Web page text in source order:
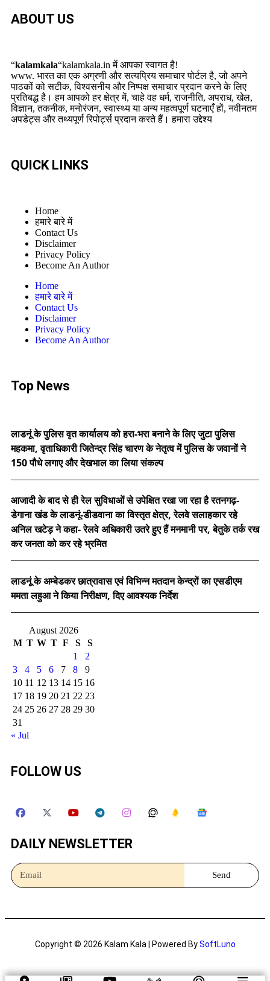
ABOUT US
“kalamkala“kalamkala.in में आपका स्वागत है!
www. भारत का एक अग्रणी और सत्यप्रिय समाचार पोर्टल है, जो अपने
पाठकों को सटीक, विश्वसनीय और निष्पक्ष समाचार प्रदान करने के लिए
प्रतिबद्ध है। हम आपको हर क्षेत्र में, चाहे वह धर्म, राजनीति, अपराध, खेल,
विज्ञान, तकनीक, मनोरंजन, स्वास्थ्य या अन्य महत्वपूर्ण घटनाएँ हों, नवीनतम
अपडेट्स और तथ्यपूर्ण रिपोर्ट्स प्रदान करते हैं। हमारा उद्देश्य
QUICK LINKS
Home
हमारे बारे में
Contact Us
Disclaimer
Privacy Policy
Become An Author
Home
हमारे बारे में
Contact Us
Disclaimer
Privacy Policy
Become An Author
Top News
लाडनूं के पुलिस वृत कार्यालय को हरा-भरा बनाने के लिए जुटा पुलिस
महकमा, वृताधिकारी जितेन्द्र सिंह चारण के नेतृत्व में पुलिस के जवानों ने
150 पौधे लगाए और देखभाल का लिया संकल्प
आजादी के बाद से ही रेल सुविधाओं से उपेक्षित रखा जा रहा है रतनगढ़-
डेगाना खंड के लाडनूं-डीडवाना का विस्तृत क्षेत्र, रेलवे सलाहकार रहे
अनिल खटेड़ ने कहा- रेलवे अधिकारी उतरे हुए हैं मनमानी पर, बेतुके तर्क रख
कर जनता को कर रहे भ्रमित
लाडनूं के अम्बेडकर छात्रावास एवं विभिन्न मतदान केन्द्रों का एसडीएम
ममता लहुआ ने किया निरीक्षण, दिए आवश्यक निर्देश
August 2026
M T W T F S
S
1
2
3
4 5 6 7 8
9
10 11 12 13 14 15 16
17 18 19 20 21 22 23
24 25 26 27 28 29 30
31
« Jul
FOLLOW US
DAILY NEWSLETTER
Send
Copyright © 2026 Kalam Kala | Powered BySoftLuno